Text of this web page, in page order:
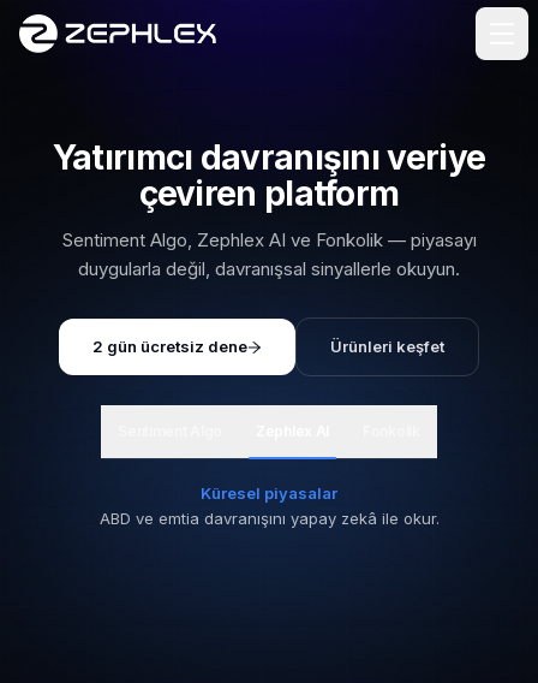
İçeriğe geç
Yatırımcı davranışını veriye
çeviren platform
Sentiment Algo, Zephlex AI ve Fonkolik — piyasayı
duygularla değil, davranışsal sinyallerle okuyun.
2 gün ücretsiz dene(yeni sekmede açılır)Ürünleri keşfet
Küresel piyasalar
ABD ve emtia davranışını yapay zekâ ile okur.